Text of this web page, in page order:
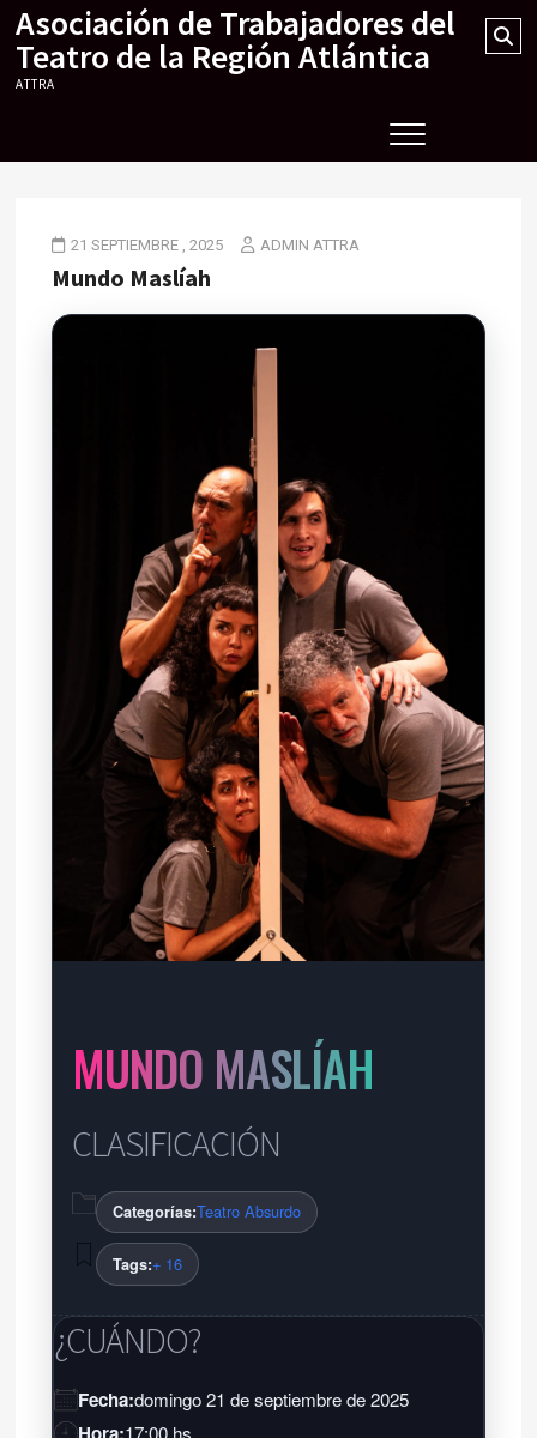
Skip
content
Asociación de Trabajadores del
Teatro de la Región Atlántica
ATTRA
21 SEPTIEMBRE , 2025 ADMIN ATTRA
Mundo Maslíah
MUNDO MASLÍAH
CLASIFICACIÓN
Categorías:Teatro Absurdo
Tags:+ 16
¿CUÁNDO?
Fecha:domingo 21 de septiembre de 2025
17:00 hs